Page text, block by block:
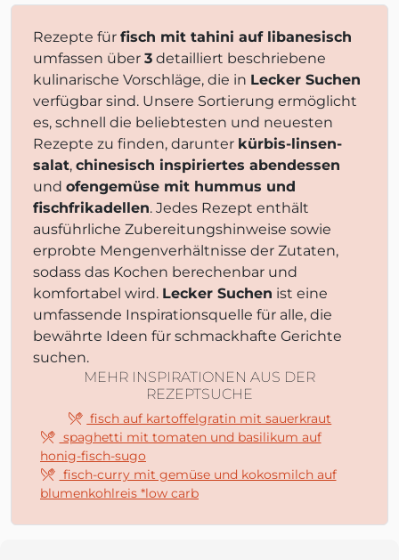
Rezepte für fisch mit tahini auf libanesisch
umfassen über 3 detailliert beschriebene
kulinarische Vorschläge, die in Lecker Suchen
verfügbar sind. Unsere Sortierung ermöglicht
es, schnell die beliebtesten und neuesten
Rezepte zu finden, darunter kürbis-linsen-
salat, chinesisch inspiriertes abendessen
und ofengemüse mit hummus und
fischfrikadellen. Jedes Rezept enthält
ausführliche Zubereitungshinweise sowie
erprobte Mengenverhältnisse der Zutaten,
sodass das Kochen berechenbar und
komfortabel wird. Lecker Suchen ist eine
umfassende Inspirationsquelle für alle, die
bewährte Ideen für schmackhafte Gerichte
suchen.
MEHR INSPIRATIONEN AUS DER
REZEPTSUCHE
fisch auf kartoffelgratin mit sauerkraut
spaghetti mit tomaten und basilikum auf
honig-fisch-sugo
fisch-curry mit gemüse und kokosmilch auf
blumenkohlreis *low carb